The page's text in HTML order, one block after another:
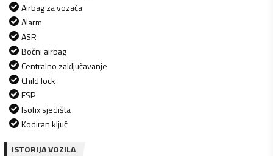
Airbag za vozača
Alarm
ASR
Bočni airbag
Centralno zaključavanje
Child lock
ESP
Isofix sjedišta
Kodiran ključ
ISTORIJA VOZILA